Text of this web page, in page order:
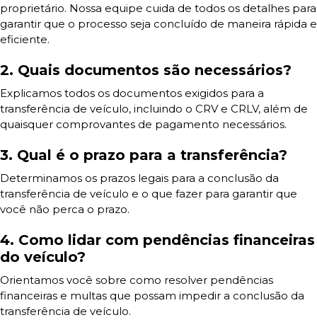
proprietário. Nossa equipe cuida de todos os detalhes para
garantir que o processo seja concluído de maneira rápida e
eficiente.
2. Quais documentos são necessários?
Explicamos todos os documentos exigidos para a
transferência de veículo, incluindo o CRV e CRLV, além de
quaisquer comprovantes de pagamento necessários.
3. Qual é o prazo para a transferência?
Determinamos os prazos legais para a conclusão da
transferência de veículo e o que fazer para garantir que
você não perca o prazo.
4. Como lidar com pendências financeiras
do veículo?
Orientamos você sobre como resolver pendências
financeiras e multas que possam impedir a conclusão da
transferência de veículo.